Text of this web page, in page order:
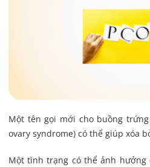
Một tên gọi mới cho buồng trứng
ovary syndrome) có thể giúp xóa
Một tình trạng có thể ảnh hưởng